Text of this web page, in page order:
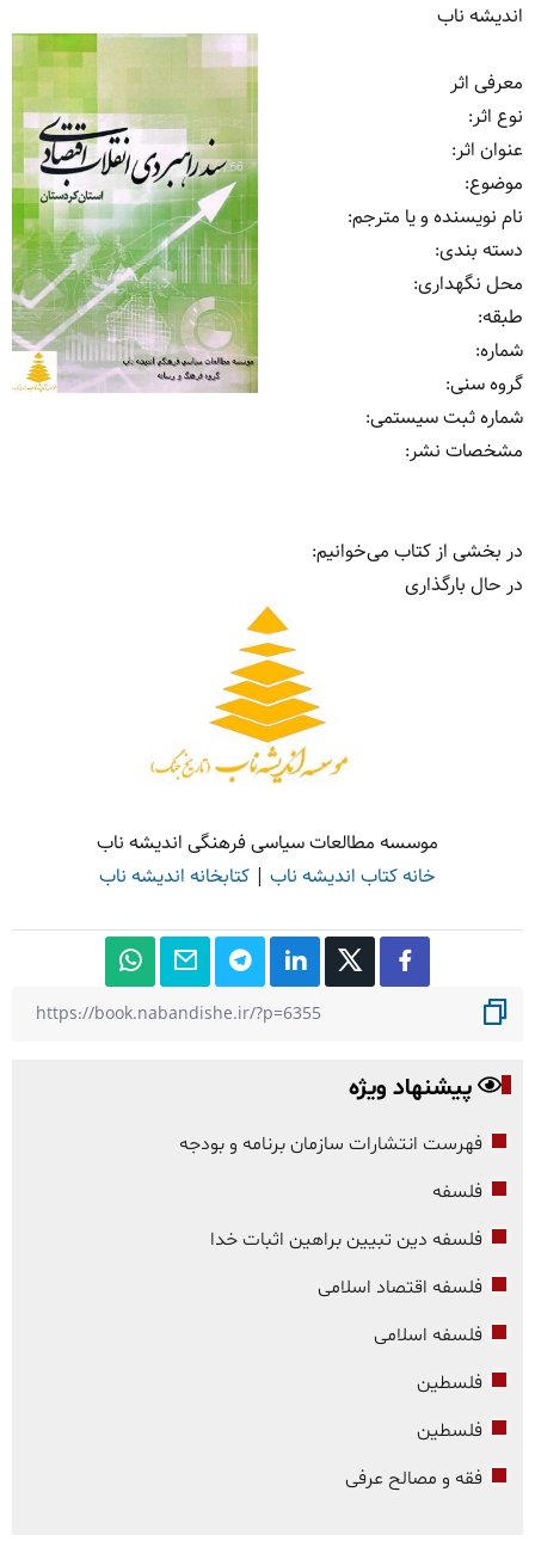
اندیشه ناب
معرفی اثر
نوع اثر:
عنوان اثر:
موضوع:
نام نویسنده و یا مترجم:
دسته بندی:
محل نگهداری:
طبقه:
شماره:
گروه سنی:
شماره ثبت سیستمی:
مشخصات نشر: ‏‫
در بخشی از کتاب می‌خوانیم:
در حال بارگذاری
موسسه مطالعات سیاسی فرهنگی اندیشه ناب
خانه کتاب اندیشه ناب | کتابخانه اندیشه ناب
پیشنهاد ویژه
فهرست انتشارات سازمان برنامه و بودجه
فلسفه
فلسفه دین تبیین براهین اثبات خدا
فلسفه اقتصاد اسلامی
فلسفه اسلامی
فلسطین
فلسطین
فقه و مصالح عرفی